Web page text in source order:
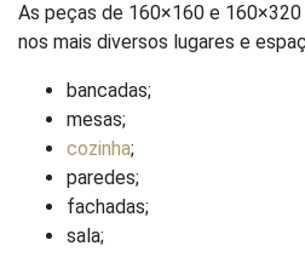
As peças de 160×160 e
nos mais diversos lugares e
bancadas;
mesas;
cozinha;
paredes;
fachadas;
sala;